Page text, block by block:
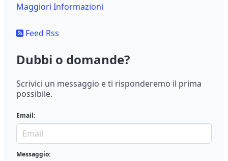
Maggiori Informazioni
Feed Rss
Dubbi o domande?
Scrivici un messaggio e ti risponderemo il prima
possibile.
Email:
Messaggio: